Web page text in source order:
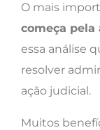
O mais
começa pela
essa análise
resolver
ação judicial.
Muitos